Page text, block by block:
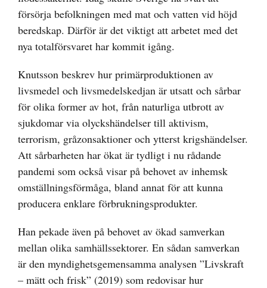
försörja befolkningen med mat och vatten vid höjd
beredskap. Därför är det viktigt att arbetet med det
nya totalförsvaret har kommit igång.
Knutsson beskrev hur primärproduktionen av
livsmedel och livsmedelskedjan är utsatt och sårbar
för olika former av hot, från naturliga utbrott av
sjukdomar via olyckshändelser till aktivism,
terrorism, gråzonsaktioner och ytterst krigshändelser.
Att sårbarheten har ökat är tydligt i nu rådande
pandemi som också visar på behovet av inhemsk
omställningsförmåga, bland annat för att kunna
producera enklare förbrukningsprodukter.
Han pekade även på behovet av ökad samverkan
mellan olika samhällssektorer. En sådan samverkan
är den myndighetsgemensamma analysen ”Livskraft
– mätt och frisk” (2019) som redovisar hur